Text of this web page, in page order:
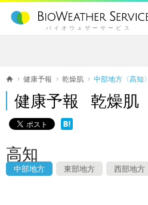
バイオウェザーサービス
健康予報 乾燥肌 中部地方〈高知〉
健康予報 乾燥肌
高知
中部地方 東部地方 西部地方